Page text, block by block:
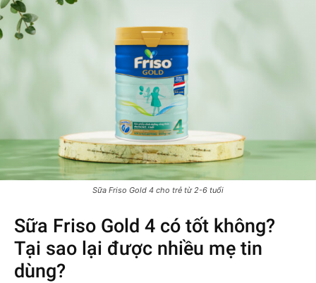
Sữa Friso Gold 4 cho trẻ từ 2-6 tuổi
Sữa Friso Gold 4 có tốt không?
Tại sao lại được nhiều mẹ tin
dùng?